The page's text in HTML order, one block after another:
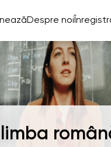
Despre noi
limba